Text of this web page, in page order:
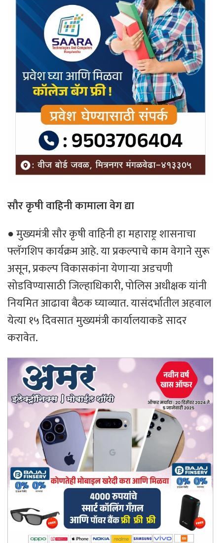
सौर कृषी वाहिनी कामाला वेग द्या
● मुख्यमंत्री सौर कृषी वाहिनी हा महाराष्ट्र शासनाचा
फ्लॅगशिप कार्यक्रम आहे. या प्रकल्पाचे काम वेगाने सुरू
असून, प्रकल्प विकासकांना येणाऱ्या अडचणी
सोडविण्यासाठी जिल्हाधिकारी, पोलिस अधीक्षक यांनी
नियमित आढावा बैठक घ्याव्यात. यासंदर्भातील अहवाल
येत्या १५ दिवसात मुख्यमंत्री कार्यालयाकडे सादर
करावेत.